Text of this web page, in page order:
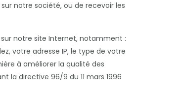
notre société, ou de recevoir les
notre site Internet, notamment :
votre adresse IP, le type de votre
à améliorer la qualité des
la directive 96/9 du 11 mars 1996